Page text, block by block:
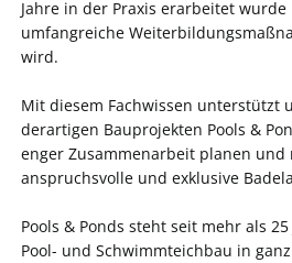
Jahre in der Praxis erarbeitet
umfangreiche
wird.
Mit diesem Fachwissen unterstützt
derartigen Bauprojekten Pools &
enger Zusammenarbeit planen
anspruchsvolle und exklusive
Pools & Ponds steht seit mehr als
Pool- und Schwimmteichbau in